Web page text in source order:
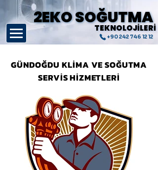
+90 242 746 12 12
2EKO SOĞUTMA
2EKO SOĞUTMA
TEKNOLOJİLERİ
TEKNOLOJİLERİ
GÜNDOĞDU KLİMA VE SOĞUTMA
SERVİS HİZMETLERİ